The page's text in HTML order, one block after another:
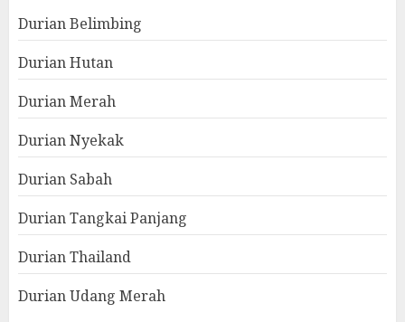
Durian Belimbing
Durian Hutan
Durian Merah
Durian Nyekak
Durian Sabah
Durian Tangkai Panjang
Durian Thailand
Durian Udang Merah